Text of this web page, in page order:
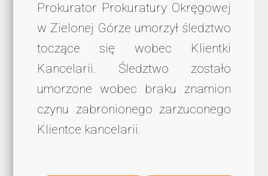
Prokurator Prokuratury Okręgowej
w Zielonej Górze umorzył śledztwo
toczące się wobec Klientki
Kancelarii. Śledztwo zostało
umorzone wobec braku znamion
czynu zabronionego zarzuconego
Klientce kancelarii.